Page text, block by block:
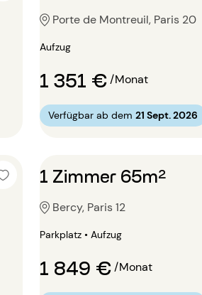
Porte de Montreuil, Paris 20
Aufzug
1 351 €/Monat
Verfügbar ab dem 21 Sept. 2026
1 Zimmer 65m²
Bercy, Paris 12
Parkplatz • Aufzug
1 849 €/Monat